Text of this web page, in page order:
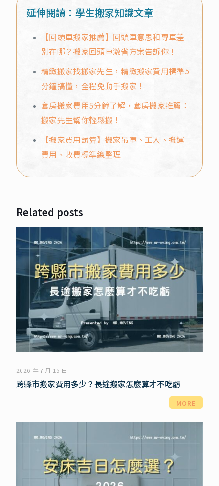
延伸閱讀：學生搬家知識文章
【回頭車搬家推薦】回頭車意思和專車差
別在哪？搬家回頭車激省方案告訴你！
精緻搬家找搬家先生，精緻搬家費用標準5
分鐘搞懂，全程免動手搬家！
套房搬家費用5分鐘了解，套房搬家推薦：
搬家先生幫你輕鬆搬！
【搬家費用試算】搬家吊車、工人、搬運
費用、收費標準總整理
Related posts
2026 年 7 月 15 日
跨縣市搬家費用多少？長途搬家怎麼算才不吃虧
MORE